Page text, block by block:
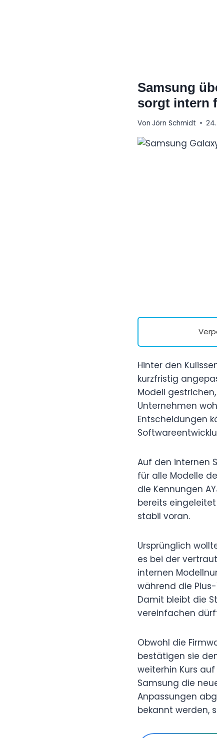
Samsung
sorgt intern
Von Jörn Schmidt
Hinter den
kurzfristig
Modell
Unternehmen
Entscheidungen
Auf den internen
für alle Modelle
die Kennungen
bereits
stabil voran.
Ursprünglich
es bei der
internen
während die
Damit bleibt die
vereinfachen
Obwohl die
bestätigen sie
weiterhin Kurs
Samsung die
Anpassungen
bekannt werden,